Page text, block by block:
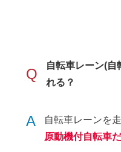
Q
自転車レーン(自
れる？
A 自転車レーンを
原動機付自転車